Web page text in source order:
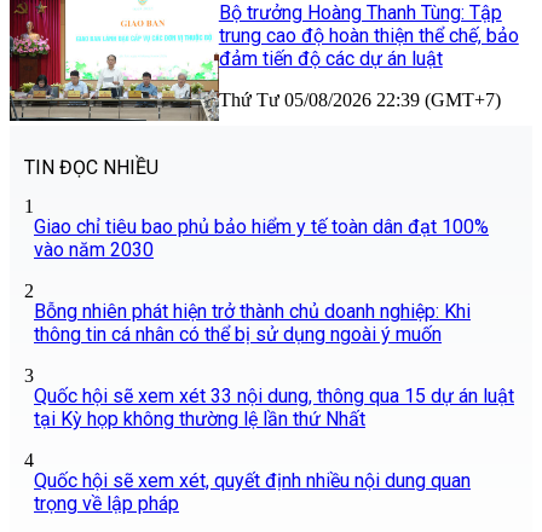
Bộ trưởng Hoàng Thanh Tùng: Tập
trung cao độ hoàn thiện thể chế, bảo
đảm tiến độ các dự án luật
Thứ Tư 05/08/2026 22:39 (GMT+7)
TIN ĐỌC NHIỀU
1
Giao chỉ tiêu bao phủ bảo hiểm y tế toàn dân đạt 100%
vào năm 2030
2
Bỗng nhiên phát hiện trở thành chủ doanh nghiệp: Khi
thông tin cá nhân có thể bị sử dụng ngoài ý muốn
3
Quốc hội sẽ xem xét 33 nội dung, thông qua 15 dự án luật
tại Kỳ họp không thường lệ lần thứ Nhất
4
Quốc hội sẽ xem xét, quyết định nhiều nội dung quan
trọng về lập pháp